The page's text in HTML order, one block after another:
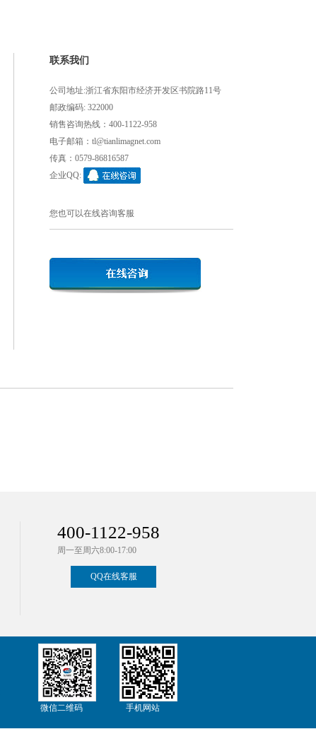
联系我们
公司地址:浙江省东阳市经济开发区书院路11号
邮政编码: 322000
销售咨询热线：400-1122-958
电子邮箱：tl@tianlimagnet.com
传真：0579-86816587
企业QQ:
您也可以在线咨询客服
400-1122-958
周一至周六8:00-17:00
QQ在线客服
微信二维码
手机网站